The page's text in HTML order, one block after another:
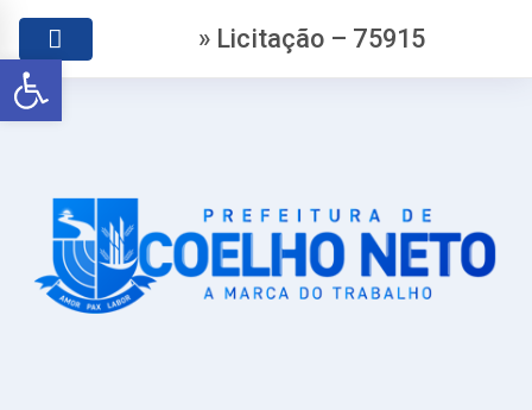
» Licitação – 75915
Abrir a barra de ferramentas